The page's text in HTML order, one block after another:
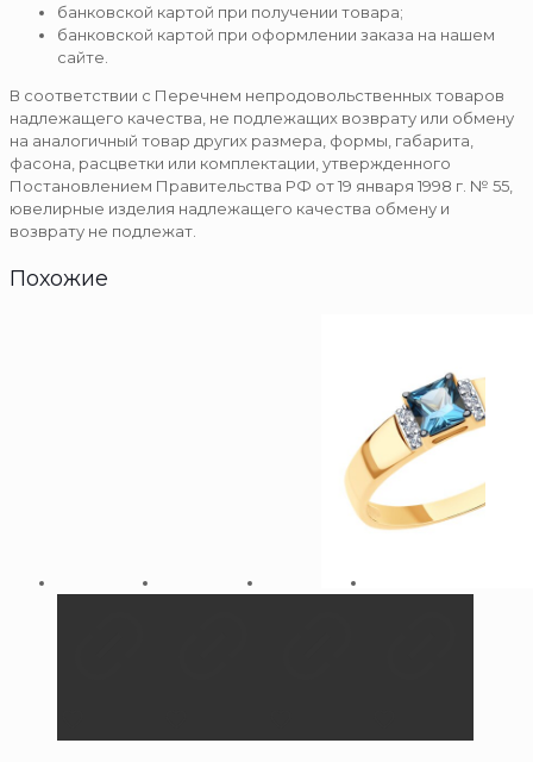
банковской картой при получении товара;
банковской картой при оформлении заказа на нашем
сайте.
В соответствии с Перечнем непродовольственных товаров
надлежащего качества, не подлежащих возврату или обмену
на аналогичный товар других размера, формы, габарита,
фасона, расцветки или комплектации, утвержденного
Постановлением Правительства РФ от 19 января 1998 г. № 55,
ювелирные изделия надлежащего качества обмену и
возврату не подлежат.
Похожие